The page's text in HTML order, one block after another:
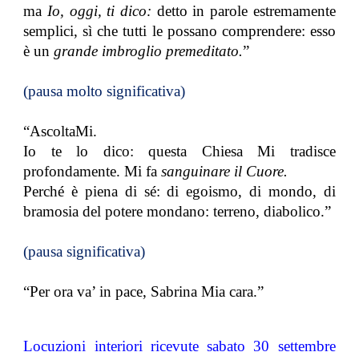
ma Io, oggi, ti dico: detto in parole estremamente
semplici, sì che tutti le possano comprendere: esso
è ungrande imbroglio premeditato.”
(pausa molto significativa)
“AscoltaMi.
Io te lo dico: questa Chiesa Mi tradisce
profondamente. Mi fasanguinare il Cuore.
Perché è piena di sé: di egoismo, di mondo, di
bramosia del potere mondano: terreno, diabolico.”
(pausa significativa)
“Per ora va’ in pace, Sabrina Mia cara.”
Locuzioni interiori ricevute sabato 30 settembre